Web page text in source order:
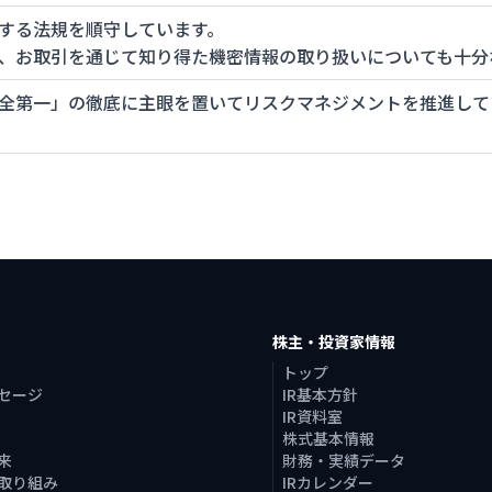
る法規を順守しています。
お取引を通じて知り得た機密情報の取り扱いについても十
第一」の徹底に主眼を置いてリスクマネジメントを推進し
ージ
り組み
株主・投資家情報
トップ
IR基本方針
IR資料室
株式基本情報
財務・実績データ
IRカレンダー